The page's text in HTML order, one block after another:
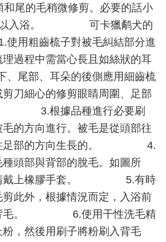
和尾的毛稍微修剪。必要的話小
可以入浴。 可卡獵鹬犬的
齒梳子對被毛糾結部分進
過程中需當心長且如絲狀的耳
、耳朵的後側應用細齒梳
刀細心的修剪眼睛周圍、足部
3.根據品種進行必要刷
的方向進行。被毛是從頭部往
往足部的方向生長的。 4.
頭部與背部的脫毛。如圖所
請戴上橡膠手套。 5.有時
此外，根據情況而定，入浴前
背毛。 6.使用干性洗毛精
，然後用刷子將粉刷入背毛